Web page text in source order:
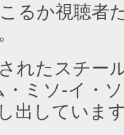
るか視聴者
れたスチー
・ミソ-イ・
出していま